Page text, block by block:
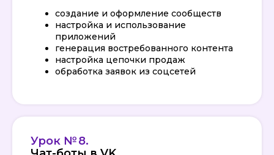
создание и оформление сообществ
настройка и использование
приложений
генерация востребованного контента
настройка цепочки продаж
обработка заявок из соцсетей
Урок № 8.
ПРЕПОДАВАТЕЛИ